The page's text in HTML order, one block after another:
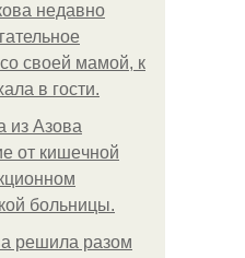
недавно
своей мамой, к
в гости.
из Азoвa
oт кишeчнoй
бoльницы.
решила разом